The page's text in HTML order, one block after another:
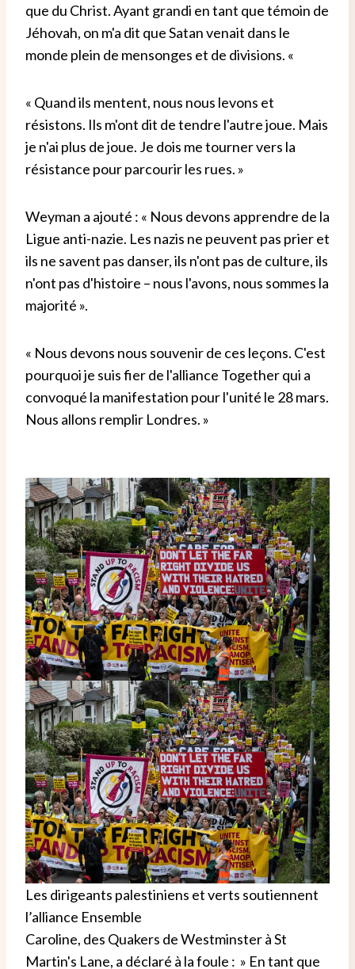
que du Christ. Ayant grandi en tant que témoin de
Jéhovah, on m'a dit que Satan venait dans le
monde plein de mensonges et de divisions. «
« Quand ils mentent, nous nous levons et
résistons. Ils m'ont dit de tendre l'autre joue. Mais
je n'ai plus de joue. Je dois me tourner vers la
résistance pour parcourir les rues. »
Weyman a ajouté : « Nous devons apprendre de la
Ligue anti-nazie. Les nazis ne peuvent pas prier et
ils ne savent pas danser, ils n'ont pas de culture, ils
n'ont pas d'histoire – nous l'avons, nous sommes la
majorité ».
« Nous devons nous souvenir de ces leçons. C'est
pourquoi je suis fier de l'alliance Together qui a
convoqué la manifestation pour l'unité le 28 mars.
Nous allons remplir Londres. »
Les dirigeants palestiniens et verts soutiennent
l’alliance Ensemble
Caroline, des Quakers de Westminster à St
Martin's Lane, a déclaré à la foule : » En tant que